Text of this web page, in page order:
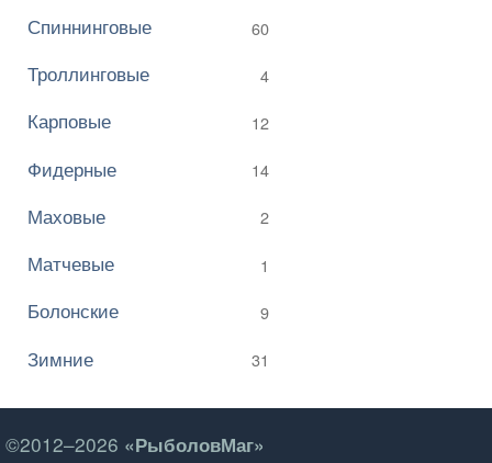
Спиннинговые 60
Троллинговые 4
Карповые 12
Фидерные 14
Маховые 2
Матчевые 1
Болонские 9
Зимние 31
©2012–2026 «РыболовМаг»